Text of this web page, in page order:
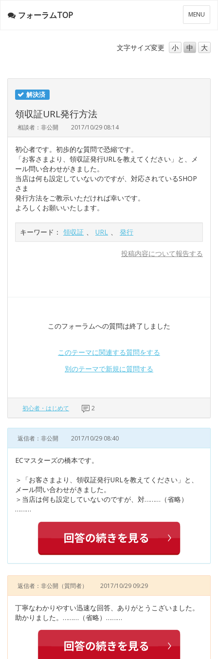
メ
ニ
ー
MENU
フォーラムTOP
文字サイズ変更 小 中 大
解決済
領収証URL発行方法
相談者：非公開 2017/10/29 08:14
初心者です。初歩的な質問で恐縮です。
「お客さまより、領収証発行URLを教えてください」と、メ
ール問い合わせがきました。
当店は何も設定していないのですが、対応されているSHOP
さま
発行方法をご教示いただければ幸いです。
よろしくお願いいたします。
キーワード： 領収証 、 URL 、 発行
投稿内容について報告する
このフォーラムへの質問は終了しました
このテーマに関連する質問をする
別のテーマで新規に質問する
初心者・はじめて 2
返信者：非公開 2017/10/29 08:40
ECマスターズの橋本です。
＞「お客さまより、領収証発行URLを教えてください」と、
メール問い合わせがきました。
＞当店は何も設定していないのですが、対………（省略）
………
返信者：非公開 （質問者） 2017/10/29 09:29
丁寧なわかりやすい迅速な回答、ありがとうこざいました。
助かりました。………（省略）………